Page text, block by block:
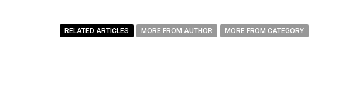
RELATED ARTICLES MORE FROM AUTHOR MORE FROM CATEGORY